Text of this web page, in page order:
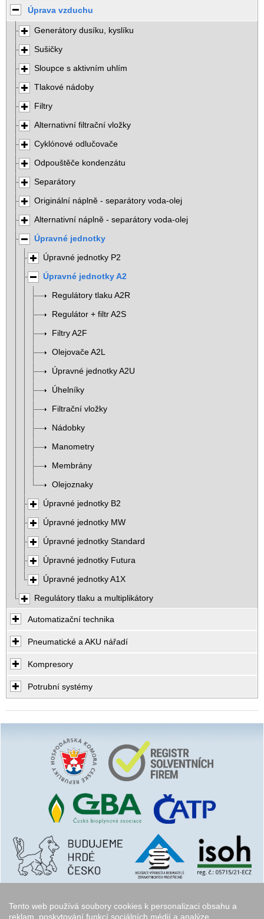
Tento web používá soubory cookies k personalizaci obsahu a
reklam, poskytování funkcí sociálních médií a analýze
Úprava vzduchu
Generátory dusíku, kyslíku
Sušičky
Sloupce s aktivním uhlím
Tlakové nádoby
Filtry
Alternativní filtrační vložky
Cyklónové odlučovače
Odpouštěče kondenzátu
Separátory
Originální náplně - separátory voda-olej
Alternativní náplně - separátory voda-olej
Úpravné jednotky
Úpravné jednotky P2
Úpravné jednotky A2
Regulátory tlaku A2R
Regulátor + filtr A2S
Filtry A2F
Olejovače A2L
Úpravné jednotky A2U
Úhelníky
Filtrační vložky
Nádobky
Manometry
Membrány
Olejoznaky
Úpravné jednotky B2
Úpravné jednotky MW
Úpravné jednotky Standard
Úpravné jednotky Futura
Úpravné jednotky A1X
Regulátory tlaku a multiplikátory
Automatizační technika
Pneumatické a AKU nářadí
Kompresory
Potrubní systémy